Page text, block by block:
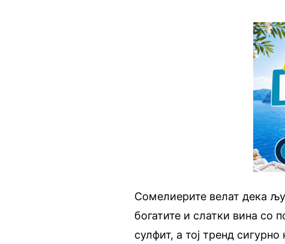
Сомелиерите велат дека
богатите и слатки вина со
сулфит, а тој тренд